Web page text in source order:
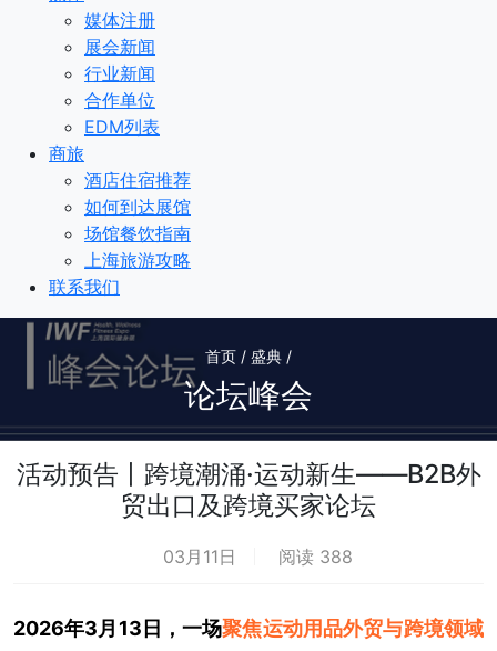
媒体注册
展会新闻
行业新闻
合作单位
EDM列表
商旅
酒店住宿推荐
如何到达展馆
场馆餐饮指南
上海旅游攻略
联系我们
首页 / 盛典 /
论坛峰会
活动预告丨跨境潮涌·运动新生——B2B外
贸出口及跨境买家论坛
03月11日 阅读 388
2026年3月13日，一场聚焦运动用品外贸与跨境领域